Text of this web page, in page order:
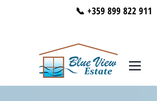
📞 +359 899 822 911